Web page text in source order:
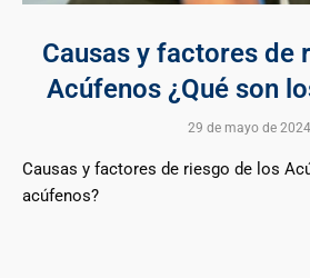
Causas y factores de
Acúfenos ¿Qué son
29 de mayo de 2024
Causas y factores de riesgo de los
acúfenos?